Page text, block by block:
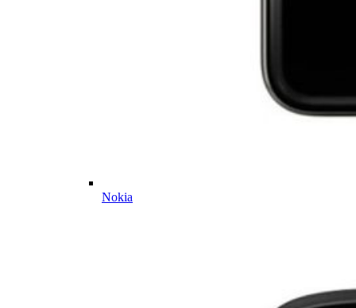
Nokia